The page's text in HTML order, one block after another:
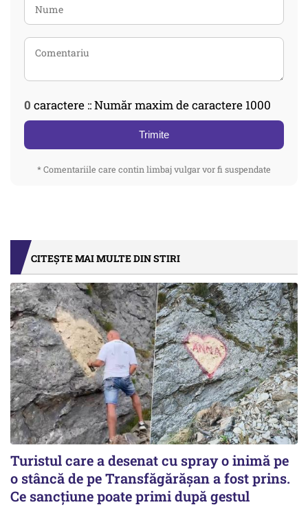
0 caractere :: Număr maxim de caractere 1000
Trimite
* Comentariile care contin limbaj vulgar vor fi suspendate
CITEȘTE MAI MULTE DIN STIRI
Turistul care a desenat cu spray o inimă pe
o stâncă de pe Transfăgărășan a fost prins.
Ce sancțiune poate primi după gestul